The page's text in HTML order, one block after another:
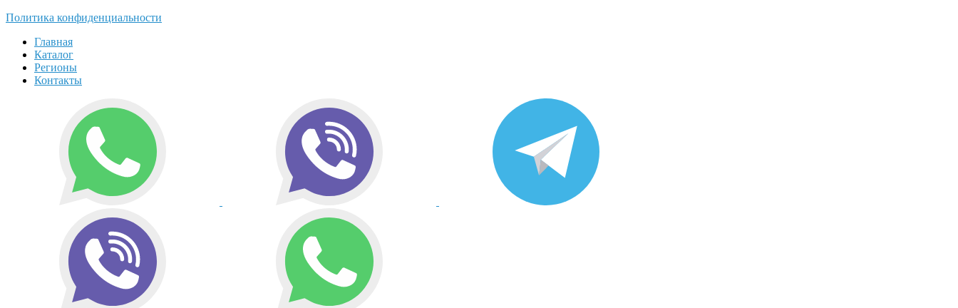
Политика конфиденциальности
Главная
Каталог
Регионы
Контакты